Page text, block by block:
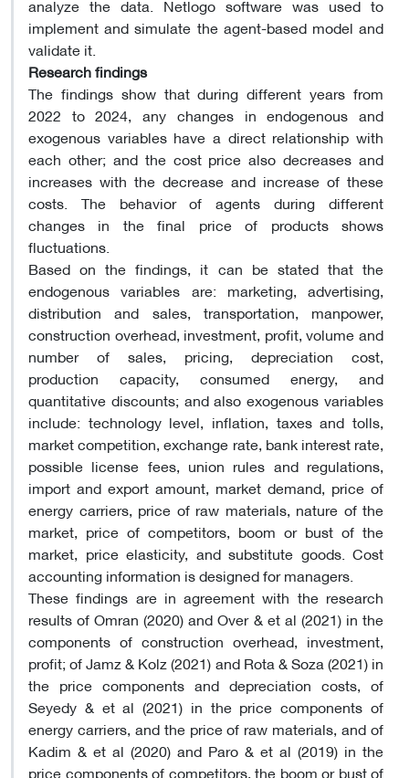
implement and simulate the agent-based model and
validate it.
Research findings
The findings show that during different years from
2022 to 2024, any changes in endogenous and
exogenous variables have a direct relationship with
each other; and the cost price also decreases and
increases with the decrease and increase of these
costs. The behavior of agents during different
changes in the final price of products shows
fluctuations.
Based on the findings, it can be stated that the
endogenous variables are: marketing, advertising,
distribution and sales, transportation, manpower,
construction overhead, investment, profit, volume and
number of sales, pricing, depreciation cost,
production capacity, consumed energy, and
quantitative discounts; and also exogenous variables
include: technology level, inflation, taxes and tolls,
market competition, exchange rate, bank interest rate,
possible license fees, union rules and regulations,
import and export amount, market demand, price of
energy carriers, price of raw materials, nature of the
market, price of competitors, boom or bust of the
market, price elasticity, and substitute goods. Cost
accounting information is designed for managers.
These findings are in agreement with the research
results of Omran (2020) and Over & et al (2021) in the
components of construction overhead, investment,
profit; of Jamz & Kolz (2021) and Rota & Soza (2021) in
the price components and depreciation costs, of
Seyedy & et al (2021) in the price components of
energy carriers, and the price of raw materials, and of
Kadim & et al (2020) and Paro & et al (2019) in the
price components of competitors, the boom or bust of